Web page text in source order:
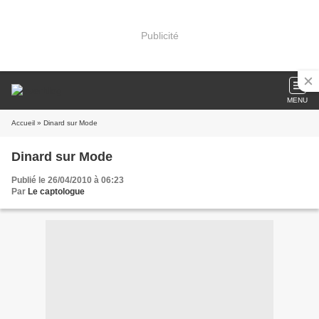
Publicité
MENU
Accueil » Dinard sur Mode
Dinard sur Mode
Publié le 26/04/2010 à 06:23
Par Le captologue